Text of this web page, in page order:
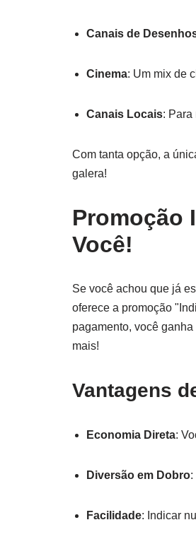
Canais de
Cinema: Um mix de
Canais Locais: Para
Com tanta opção, a
galera!
Promoção
Você!
Se você achou que já
oferece a promoção
pagamento, você ganha
mais!
Vantagens
Economia Direta:
Diversão em Dobro:
Facilidade: Indicar